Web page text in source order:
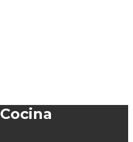
Cocina